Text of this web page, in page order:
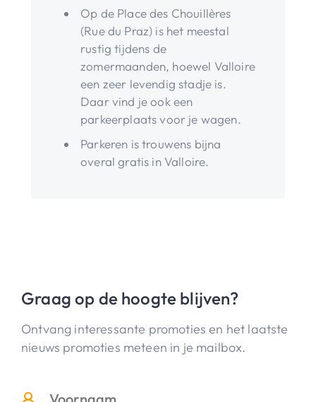
Op de Place des Chouillères
(Rue du Praz) is het meestal
rustig tijdens de
zomermaanden, hoewel Valloire
een zeer levendig stadje is.
Daar vind je ook een
parkeerplaats voor je wagen.
Parkeren is trouwens bijna
overal gratis in Valloire.
Graag op de hoogte blijven?
Ontvang interessante promoties en het laatste
nieuws promoties meteen in je mailbox.